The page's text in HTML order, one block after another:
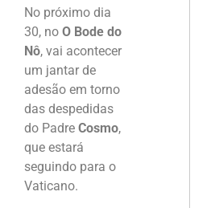
No próximo dia
30, no O Bode do
Nô, vai acontecer
um jantar de
adesão em torno
das despedidas
do Padre Cosmo,
que estará
seguindo para o
Vaticano.